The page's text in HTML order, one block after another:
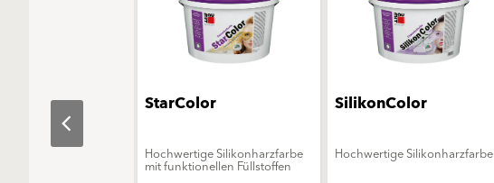
StarColor
Hochwertige Silikonharzfarbe
mit funktionellen Füllstoffen
SilikonColor
Hochwertige Silikonharzfarbe